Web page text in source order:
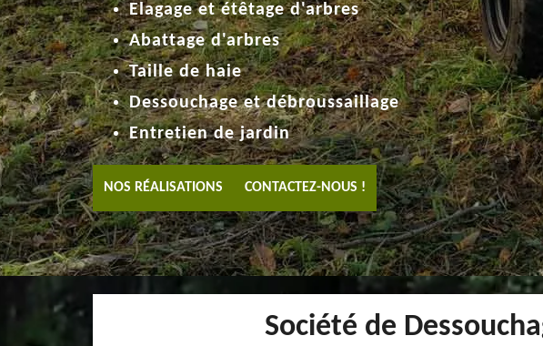
Elagage et étêtage d'arbres
Abattage d'arbres
Taille de haie
Dessouchage et débroussaillage
Entretien de jardin
NOS RÉALISATIONS CONTACTEZ-NOUS !
Société de